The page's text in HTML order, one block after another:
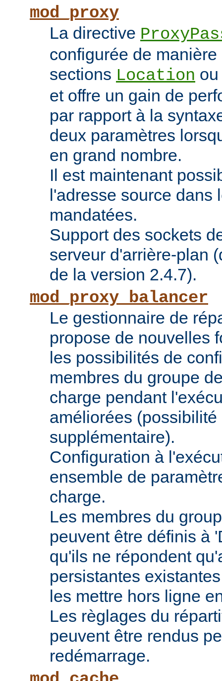
mod_proxy
La directive
configurée de
sections Location
et offre un gain de
par rapport à la
deux paramètres
en grand nombre.
Il est maintenant
l'adresse source dans
mandatées.
Support des sockets
serveur d'arrière-plan
de la version 2.4.7).
mod_proxy_balancer
Le gestionnaire de
propose de nouvelles
les possibilités de
membres du groupe
charge pendant
améliorées
supplémentaire).
Configuration à
ensemble de
charge.
Les membres du
peuvent être définis à
qu'ils ne répondent
persistantes
les mettre hors ligne
Les règlages du
peuvent être rendus
redémarrage.